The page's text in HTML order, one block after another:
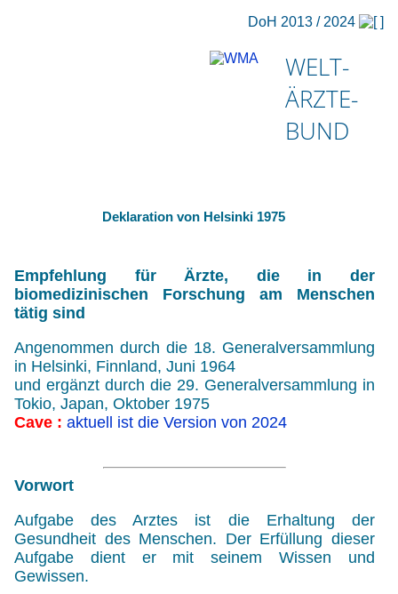
DoH 2013 / 2024
WELT-
ÄRZTE-
BUND
Deklaration von Helsinki 1975
Empfehlung für Ärzte, die in der
biomedizinischen Forschung am Menschen
tätig sind
Angenommen durch die 18. Generalversammlung
in Helsinki, Finnland, Juni 1964
und ergänzt durch die 29. Generalversammlung in
Tokio, Japan, Oktober 1975
Cave : aktuell ist die Version von 2024
Vorwort
Aufgabe des Arztes ist die Erhaltung der
Gesundheit des Menschen. Der Erfüllung dieser
Aufgabe dient er mit seinem Wissen und
Gewissen.